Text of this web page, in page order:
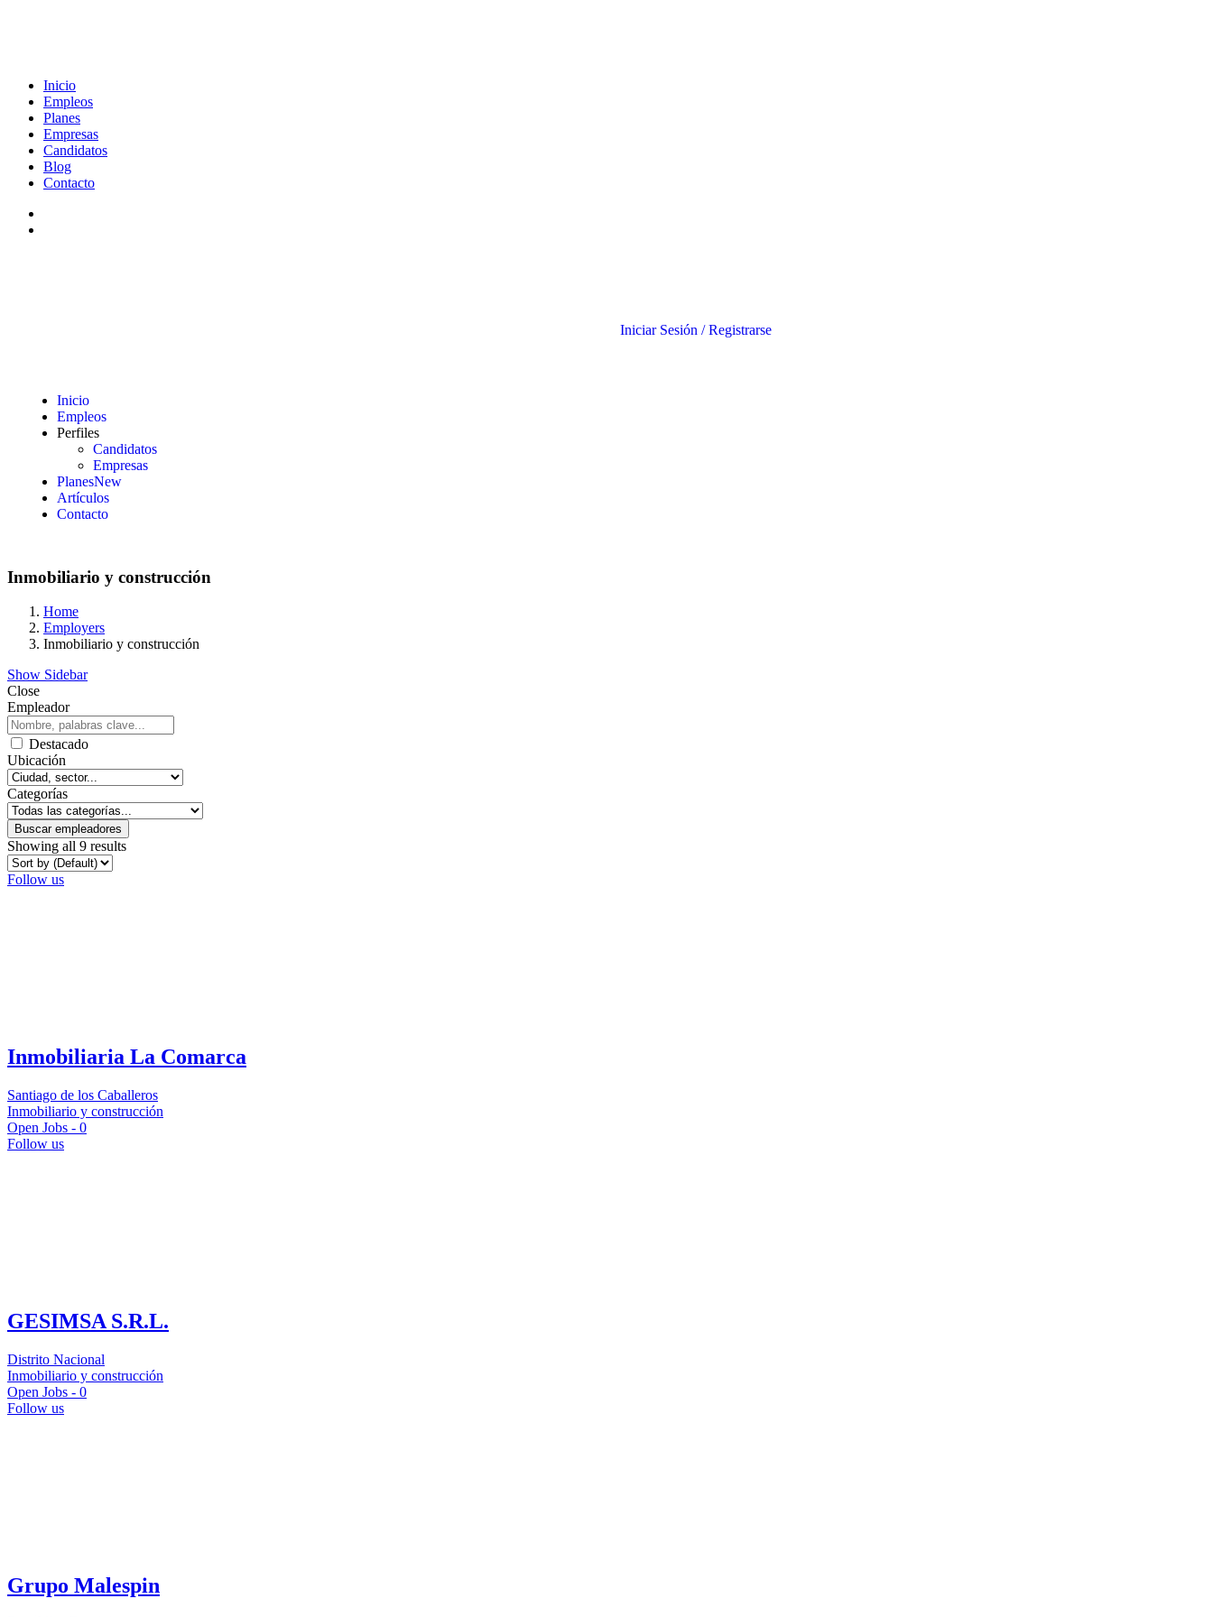
Inicio
Empleos
Planes
Empresas
Candidatos
Blog
Contacto
Inicio
Empleos
Perfiles
Candidatos
Empresas
PlanesNew
Artículos
Contacto
Iniciar Sesión / Registrarse
Inmobiliario y construcción
Home
Employers
Inmobiliario y construcción
Show Sidebar
Close
Empleador
Destacado
Ubicación
Categorías
Buscar empleadores
Showing all 9 results
Follow us
Inmobiliaria La Comarca
Santiago de los Caballeros
Inmobiliario y construcción
Open Jobs - 0
Follow us
GESIMSA S.R.L.
Distrito Nacional
Inmobiliario y construcción
Open Jobs - 0
Follow us
Grupo Malespin